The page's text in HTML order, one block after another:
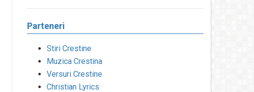
Parteneri
Stiri Crestine
Muzica Crestina
Versuri Crestine
Christian Lyrics